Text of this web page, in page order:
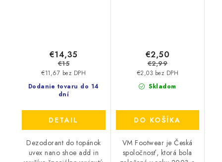
Dodanie tovaru do 14
dní
€11,67 bez DPH
€14,35
€15
DETAIL
Dezodorant do topánok
uvex nano shoe add in
Skladom
€2,03 bez DPH
€2,50
€2,99
DO KOŠÍKA
VM Footwear je Česká
spoločnosť, ktorá bola